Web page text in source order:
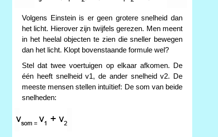
Volgens Einstein is er geen grotere snelheid dan
het licht. Hierover zijn twijfels gerezen. Men meent
in het heelal objecten te zien die sneller bewegen
dan het licht. Klopt bovenstaande formule wel?
Stel dat twee voertuigen op elkaar afkomen. De
één heeft snelheid v1, de ander snelheid v2. De
meeste mensen stellen intuïtief: De som van beide
snelheden: